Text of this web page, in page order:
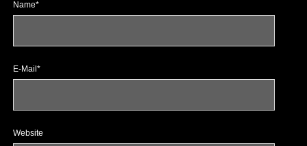
Name*
E-Mail*
Website